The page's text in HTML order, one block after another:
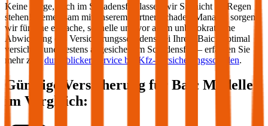
Keine Sorge, auch im Schadensfall lassen wir Sie nicht im Regen
stehen! Gemeinsam mit unserem Partner Schaden-Manager sorgen
wir für eine einfache, schnelle und vor allem unbürokratische
Abwicklung des Versicherungsschadens bei Ihrem Baic . Optimal
versichert und bestens abgesichert im Schadensfall – erfahren Sie
mehr zum durchblicker Service bei Kfz-Versicherungsschäden.
Günstige Versicherung für Baic Modelle
im Vergleich: